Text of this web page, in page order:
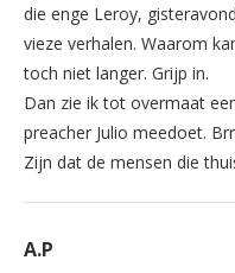
die enge Leroy,
vieze verhalen. Waarom
toch niet langer. Grijp in.
Dan zie ik tot overmaat
preacher Julio meedoet.
Zijn dat de mensen die
A.P